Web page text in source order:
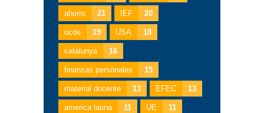
ahorro 21 IEF 20
ocde 19 USA 18
catalunya 16
finanzas personales 15
material docente 13 EFEC 13
america latina 11 UE 11